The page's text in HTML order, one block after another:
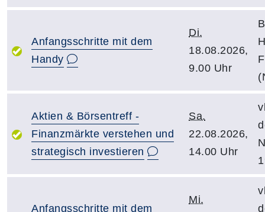
Anfangsschritte mit dem
Handy
Di.
18.08.2026,
9.00 Uhr
Aktien & Börsentreff -
Finanzmärkte verstehen und
strategisch investieren
Sa.
22.08.2026,
14.00 Uhr
Anfangsschritte mit dem
Mi.